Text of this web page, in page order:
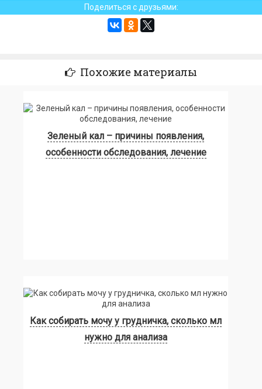
Поделиться с друзьями:
Похожие материалы
Зеленый кал – причины появления,
особенности обследования, лечение
Как собирать мочу у грудничка, сколько мл
нужно для анализа